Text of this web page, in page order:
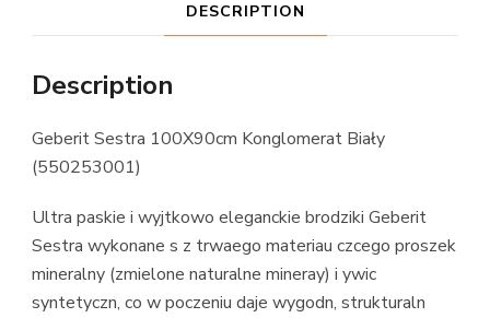
DESCRIPTION
Description
Geberit Sestra 100X90cm Konglomerat Biały
(550253001)
Ultra paskie i wyjtkowo eleganckie brodziki Geberit
Sestra wykonane s z trwaego materiau czcego proszek
mineralny (zmielone naturalne mineray) i ywic
syntetyczn, co w poczeniu daje wygodn, strukturaln